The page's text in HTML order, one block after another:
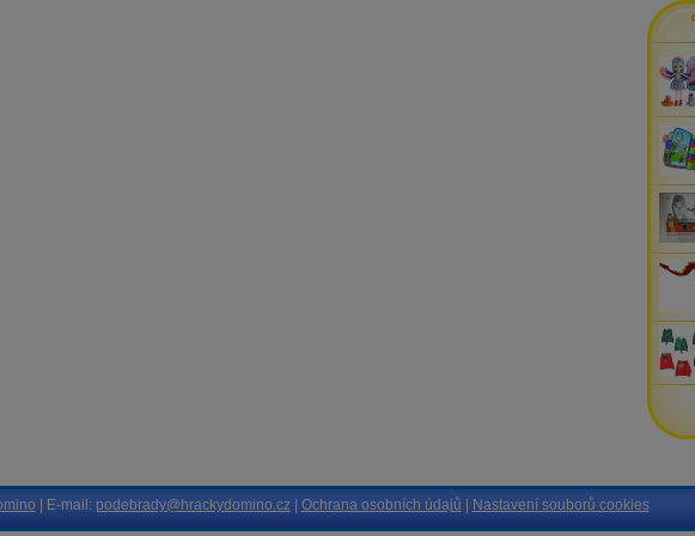
| E-mail: podebrady@hrackydomino.cz| Ochrana osobních údajů Nastavení souborů cookies